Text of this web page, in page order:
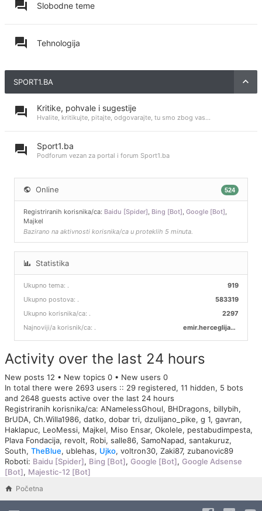
Slobodne teme
Tehnologija
SPORT1.BA
Kritike, pohvale i sugestije
Hvalite, kritikujte, pitajte, odgovarajte, tu smo zbog vas...
Sport1.ba
Podforum vezan za portal i forum Sport1.ba
Online 524
Registriranih korisnika/ca: Baidu [Spider], Bing [Bot], Google [Bot],
Majkel
Bazirano na aktivnosti korisnika/ca u proteklih 5 minuta.
Statistika
Ukupno tema: 919
.
Ukupno postova:
583319
.
Ukupno korisnika/ca:
2297
.
Najnoviji/a korisnik/ca:
emir.herceglija00
.
Activity over the last 24 hours
New posts 12 • New topics 0 • New users 0
In total there were 2693 users :: 29 registered, 11 hidden, 5 bots
and 2648 guests active over the last 24 hours
Registriranih korisnika/ca: ANamelessGhoul, BHDragons, billybih,
BrUDA, Ch.Willa1986, datko, dobar tri, dzulijano_pike, g 1, gavran,
Haklapuc, LeoMessi, Majkel, Miso Ensar, Okolele, pestabudimpesta,
Plava Fondacija, revolt, Robi, salle86, SamoNapad, santakuruz,
South, TheBlue, ublehas, Ujko, voltron30, Zaki87, zubanovic89
Roboti: Baidu [Spider], Bing [Bot], Google [Bot], Google Adsense
[Bot], Majestic-12 [Bot]
Početna